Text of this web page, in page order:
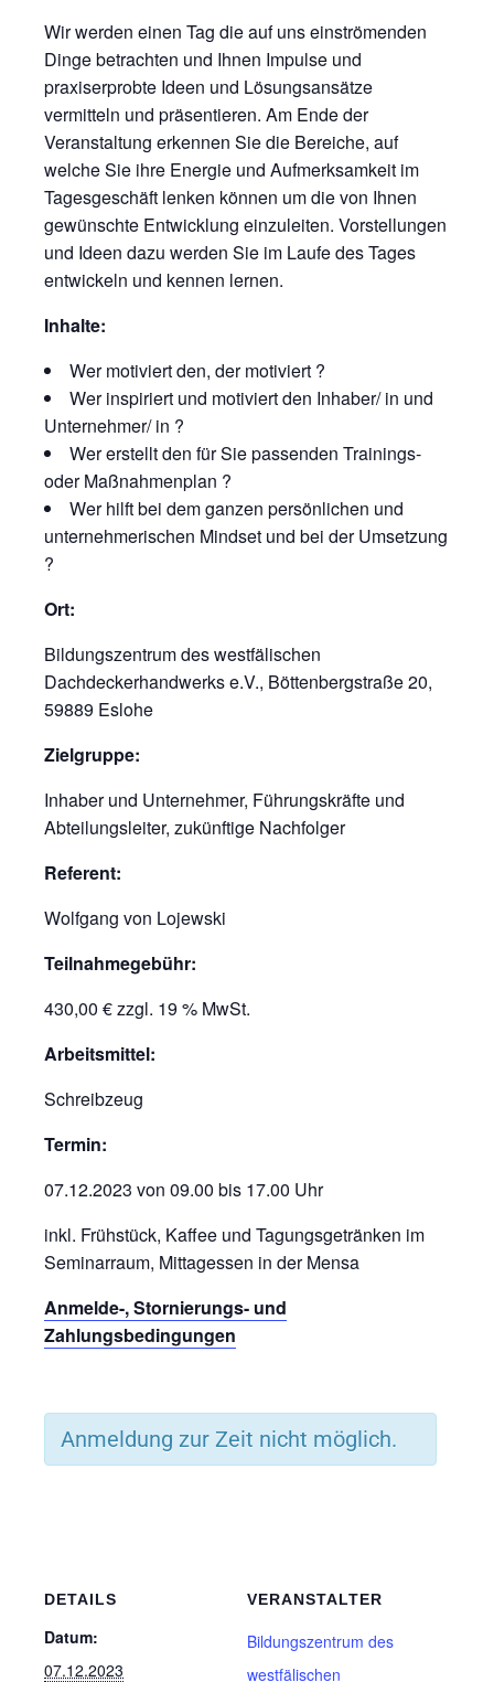
Wir werden einen Tag die auf uns einströmenden
Dinge betrachten und Ihnen Impulse und
praxiserprobte Ideen und Lösungsansätze
vermitteln und präsentieren. Am Ende der
Veranstaltung erkennen Sie die Bereiche, auf
welche Sie ihre Energie und Aufmerksamkeit im
Tagesgeschäft lenken können um die von Ihnen
gewünschte Entwicklung einzuleiten. Vorstellungen
und Ideen dazu werden Sie im Laufe des Tages
entwickeln und kennen lernen.
Inhalte:
Wer motiviert den, der motiviert ?
Wer inspiriert und motiviert den Inhaber/ in und
Unternehmer/ in ?
Wer erstellt den für Sie passenden Trainings-
oder Maßnahmenplan ?
Wer hilft bei dem ganzen persönlichen und
unternehmerischen Mindset und bei der Umsetzung
?
Ort:
Bildungszentrum des westfälischen
Dachdeckerhandwerks e.V., Böttenbergstraße 20,
59889 Eslohe
Zielgruppe:
Inhaber und Unternehmer, Führungskräfte und
Abteilungsleiter, zukünftige Nachfolger
Referent:
Wolfgang von Lojewski
Teilnahmegebühr:
430,00 € zzgl. 19 % MwSt.
Arbeitsmittel:
Schreibzeug
Termin:
07.12.2023 von 09.00 bis 17.00 Uhr
inkl. Frühstück, Kaffee und Tagungsgetränken im
Seminarraum, Mittagessen in der Mensa
Anmelde-, Stornierungs- und
Zahlungsbedingungen
Anmeldung zur Zeit nicht möglich.
DETAILS
Datum:
07.12.2023
VERANSTALTER
Bildungszentrum des
westfälischen